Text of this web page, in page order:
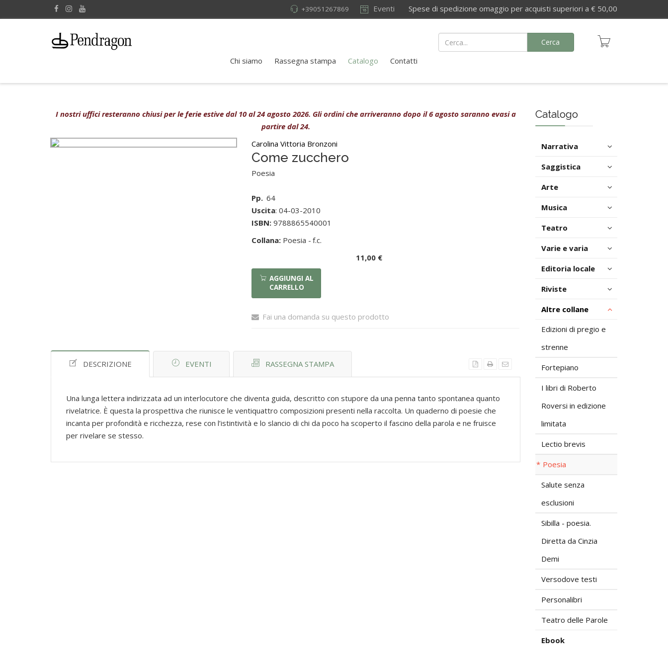
Eventi Spese di spedizione omaggio per acquisti superiori a € 50,00
+39051267869
Chi siamo Rassegna stampa Catalogo Contatti
Cerca
I nostri uffici resteranno chiusi per le ferie estive dal 10 al 24 agosto 2026. Gli ordini che arriveranno dopo il 6 agosto saranno evasi a
partire dal 24.
Carolina Vittoria Bronzoni
Come zucchero
Poesia
Pp. 64
Uscita: 04-03-2010
ISBN: 9788865540001
Collana: Poesia - f.c.
11,00 €
AGGIUNGI AL
CARRELLO
Fai una domanda su questo prodotto
DESCRIZIONE EVENTI RASSEGNA STAMPA
Una lunga lettera indirizzata ad un interlocutore che diventa guida, descritto con stupore da una penna tanto spontanea quanto
rivelatrice. È questa la prospettiva che riunisce le ventiquattro composizioni presenti nella raccolta. Un quaderno di poesie che
incanta per profondità e ricchezza, rese con l’istintività e lo slancio di chi da poco ha scoperto il fascino della parola e ne fruisce
per rivelare se stesso.
Catalogo
Narrativa
Saggistica
Arte
Musica
Teatro
Varie e varia
Editoria locale
Riviste
Altre collane
Edizioni di pregio e
strenne
Fortepiano
I libri di Roberto
Roversi in edizione
limitata
Lectio brevis
Poesia
Salute senza
esclusioni
Sibilla - poesia.
Diretta da Cinzia
Demi
Versodove testi
Personalibri
Teatro delle Parole
Ebook